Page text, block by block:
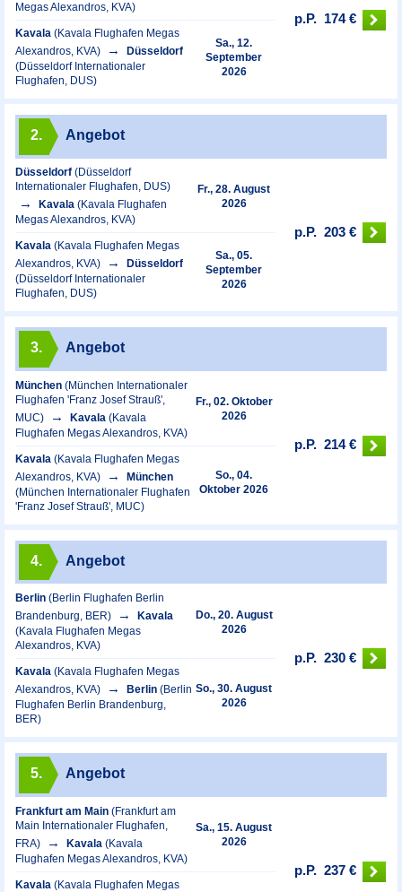
Megas Alexandros, KVA)
Kavala (Kavala Flughafen Megas
Alexandros, KVA)
Düsseldorf
(Düsseldorf Internationaler
Flughafen, DUS)
Sa., 12.
September
2026
p.P. 174 €
2. Angebot
Düsseldorf (Düsseldorf
Internationaler Flughafen, DUS)
Kavala (Kavala Flughafen
Megas Alexandros, KVA)
Fr., 28. August
2026
Kavala (Kavala Flughafen Megas
Alexandros, KVA)
Düsseldorf
(Düsseldorf Internationaler
Flughafen, DUS)
Sa., 05.
September
2026
p.P. 203 €
3. Angebot
München (München Internationaler
Flughafen 'Franz Josef Strauß',
MUC)
Kavala (Kavala
Flughafen Megas Alexandros, KVA)
Fr., 02. Oktober
2026
Kavala (Kavala Flughafen Megas
Alexandros, KVA)
München
(München Internationaler Flughafen
'Franz Josef Strauß', MUC)
So., 04.
Oktober 2026
p.P. 214 €
4. Angebot
Berlin (Berlin Flughafen Berlin
Brandenburg, BER)
Kavala
(Kavala Flughafen Megas
Alexandros, KVA)
Do., 20. August
2026
Kavala (Kavala Flughafen Megas
Alexandros, KVA)
Berlin (Berlin
Flughafen Berlin Brandenburg,
BER)
So., 30. August
2026
p.P. 230 €
5. Angebot
Frankfurt am Main (Frankfurt am
Main Internationaler Flughafen,
FRA)
Kavala (Kavala
Flughafen Megas Alexandros, KVA)
Sa., 15. August
2026
Kavala (Kavala Flughafen Megas
p.P. 237 €